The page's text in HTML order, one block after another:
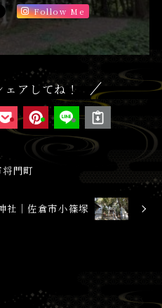
Follow Me
アしてね！
門町
社│佐倉市小篠塚